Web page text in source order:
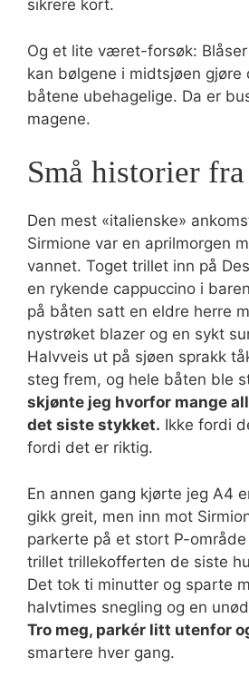
sikrere kort.
Og et lite været-forsøk:
kan bølgene i midtsjøen gjøre
båtene ubehagelige. Da er
magene.
Små historier
Den mest «italienske»
Sirmione var en aprilmorgen
vannet. Toget trillet inn på
en rykende cappuccino i
på båten satt en eldre herre
nystrøket blazer og en sykt
Halvveis ut på sjøen sprakk
steg frem, og hele båten ble
skjønte jeg hvorfor mange
det siste stykket. Ikke fordi
fordi det er riktig.
En annen gang kjørte jeg A4
gikk greit, men inn mot
parkerte på et stort P-
trillet trillekofferten de siste
Det tok ti minutter og sparte
halvtimes snegling og en
Tro meg, parkér litt utenfor
smartere hver gang.